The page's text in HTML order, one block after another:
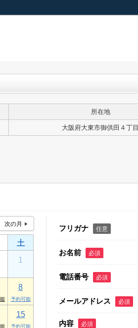
所在地
大阪府大東市御供田４丁目
土
1
8
15
フリガナ 任意
お名前 必須
電話番号 必須
メールアドレス 必須
内容 必須